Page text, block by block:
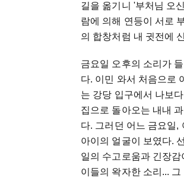
길을 옮기니 '부처님 오신
람에 의해 연등이 서로
의 합창처럼 내 귓전에
금요일 오후의 소리가
다. 이민 와서 처음으로
는 강당 입구에서 나보다
집으로 돌아오는 내내
다. 그러던 어느 금요일,
아이의 얼굴이 보였다.
일의 수고로움과 긴장감
이들의 왁자한 소리 ... 그